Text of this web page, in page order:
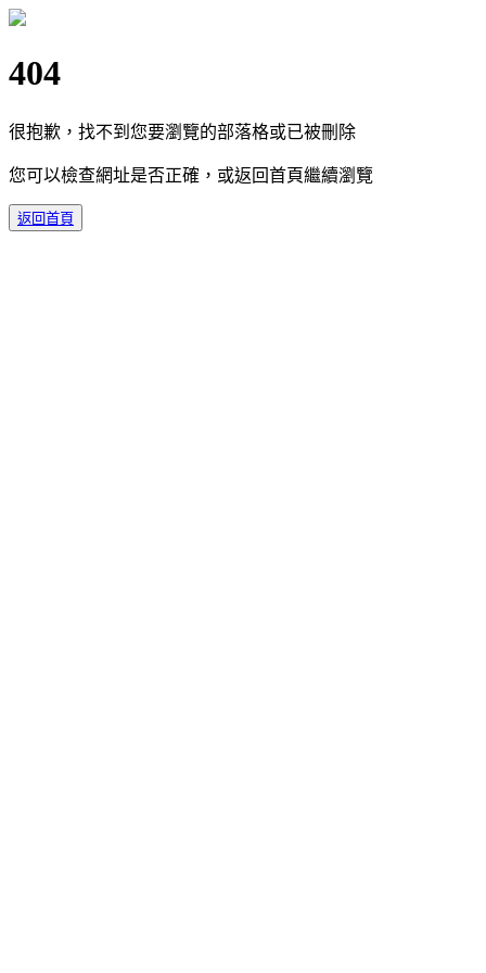
404
很抱歉，找不到您要瀏覽的部落格或已被刪除
您可以檢查網址是否正確，或返回首頁繼續瀏覽
返回首頁